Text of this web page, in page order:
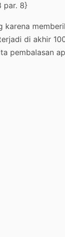
par. 8}
karena
di akhir
pembalasan